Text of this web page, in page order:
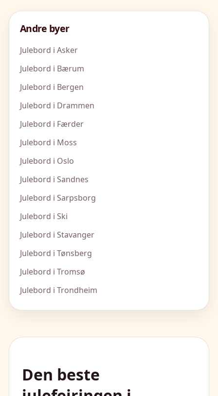
Andre byer
Julebord i Asker
Julebord i Bærum
Julebord i Bergen
Julebord i Drammen
Julebord i Færder
Julebord i Moss
Julebord i Oslo
Julebord i Sandnes
Julebord i Sarpsborg
Julebord i Ski
Julebord i Stavanger
Julebord i Tønsberg
Julebord i Tromsø
Julebord i Trondheim
Den beste